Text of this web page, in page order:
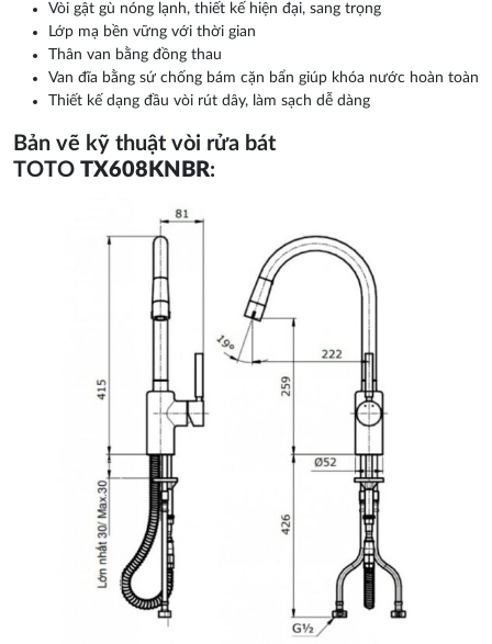
Vòi gật gù nóng lạnh, thiết kế hiện đại, sang trọng
Lớp mạ bền vững với thời gian
Thân van bằng đồng thau
Van đĩa bằng sứ chống bám cặn bẩn giúp khóa nước hoàn toàn
Thiết kế dạng đầu vòi rút dây, làm sạch dễ dàng
Bản vẽ kỹ thuật vòi rửa bát
TOTO TX608KNBR: